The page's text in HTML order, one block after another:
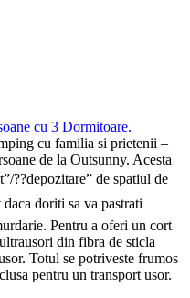
cu 3 Dormitoare.
cu familia si prietenii –
de la Outsunny. Acesta
??depozitare” de spatiul de
daca doriti sa va pastrati
Pentru a oferi un cort
din fibra de sticla
Totul se potriveste frumos
pentru un transport usor.